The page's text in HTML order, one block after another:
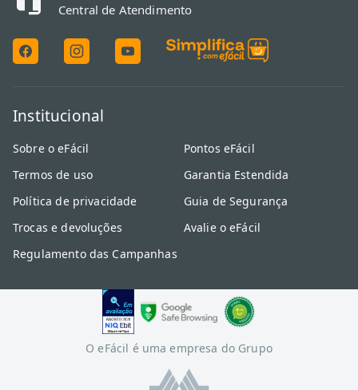
Central de Atendimento
Institucional
Sobre o eFácil
Termos de uso
Política de privacidade
Trocas e devoluções
Regulamento das Campanhas
Pontos eFácil
Garantia Estendida
Guia de Segurança
Avalie o eFácil
O eFácil é uma empresa do Grupo